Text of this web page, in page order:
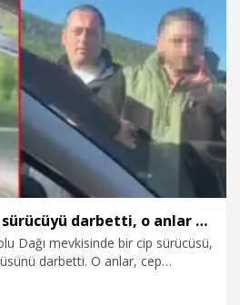
Otoyolda tartıştığı sürücüyü darbetti, o anlar kamerada
Dağı mevkisinde bir cip sürücüsü,
darbetti. O anlar, cep